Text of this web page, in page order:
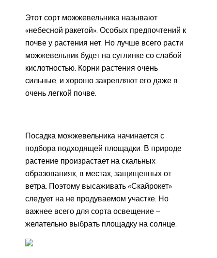
Этот сорт можжевельника называют
«небесной ракетой». Особых предпочтений к
почве у растения нет. Но лучше всего расти
можжевельник будет на суглинке со слабой
кислотностью. Корни растения очень
сильные, и хорошо закрепляют его даже в
очень легкой почве.
Посадка можжевельника начинается с
подбора подходящей площадки. В природе
растение произрастает на скальных
образованиях, в местах, защищенных от
ветра. Поэтому высаживать «Скайрокет»
следует на не продуваемом участке. Но
важнее всего для сорта освещение –
желательно выбрать площадку на солнце.